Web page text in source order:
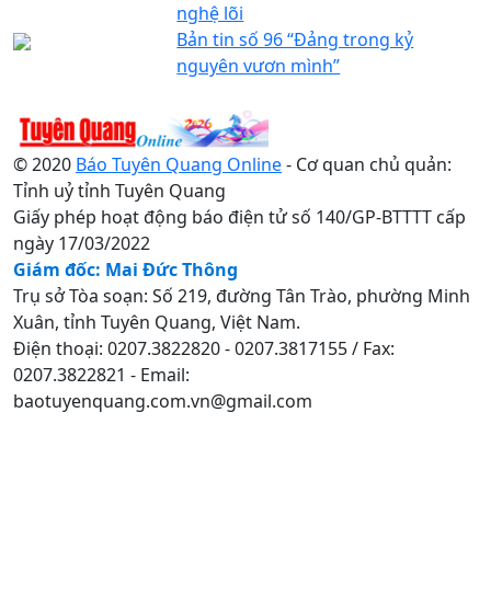
nghệ lõi
Bản tin số 96 “Đảng trong kỷ
nguyên vươn mình”
© 2020 Báo Tuyên Quang Online- Cơ quan chủ quản:
Tỉnh uỷ tỉnh Tuyên Quang
Giấy phép hoạt động báo điện tử số 140/GP-BTTTT cấp
ngày 17/03/2022
Giám đốc: Mai Đức Thông
Trụ sở Tòa soạn: Số 219, đường Tân Trào, phường Minh
Xuân, tỉnh Tuyên Quang, Việt Nam.
Điện thoại: 0207.3822820 - 0207.3817155 / Fax:
0207.3822821 - Email:
baotuyenquang.com.vn@gmail.com